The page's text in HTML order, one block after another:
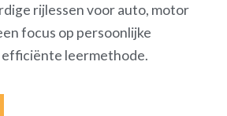
rijlessen voor auto, motor
focus op persoonlijke
efficiënte leermethode.